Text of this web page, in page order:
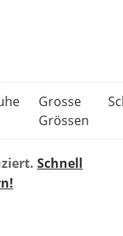
Grosse
Grössen
Schnell